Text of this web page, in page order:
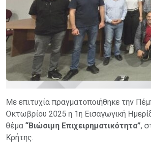
Με επιτυχία πραγματοποιήθηκε την
Οκτωβρίου 2025 η 1η Εισαγωγική
θέμα “Βιώσιμη Επιχειρηματικότητα”,
Κρήτης.